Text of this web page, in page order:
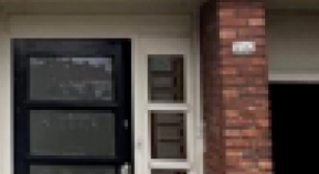
opletten tijdens een bezichtiging van een Kamer in
vragen